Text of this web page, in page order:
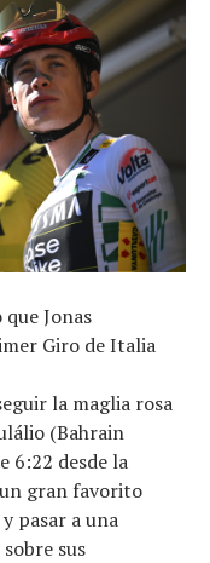
Jonas
Giro de Italia
la maglia rosa
(Bahrain
6:22 desde la
un gran favorito
pasar a una
sus